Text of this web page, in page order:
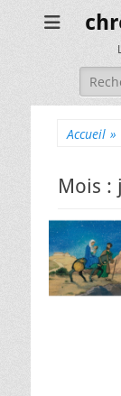
Accueil »
Mois :